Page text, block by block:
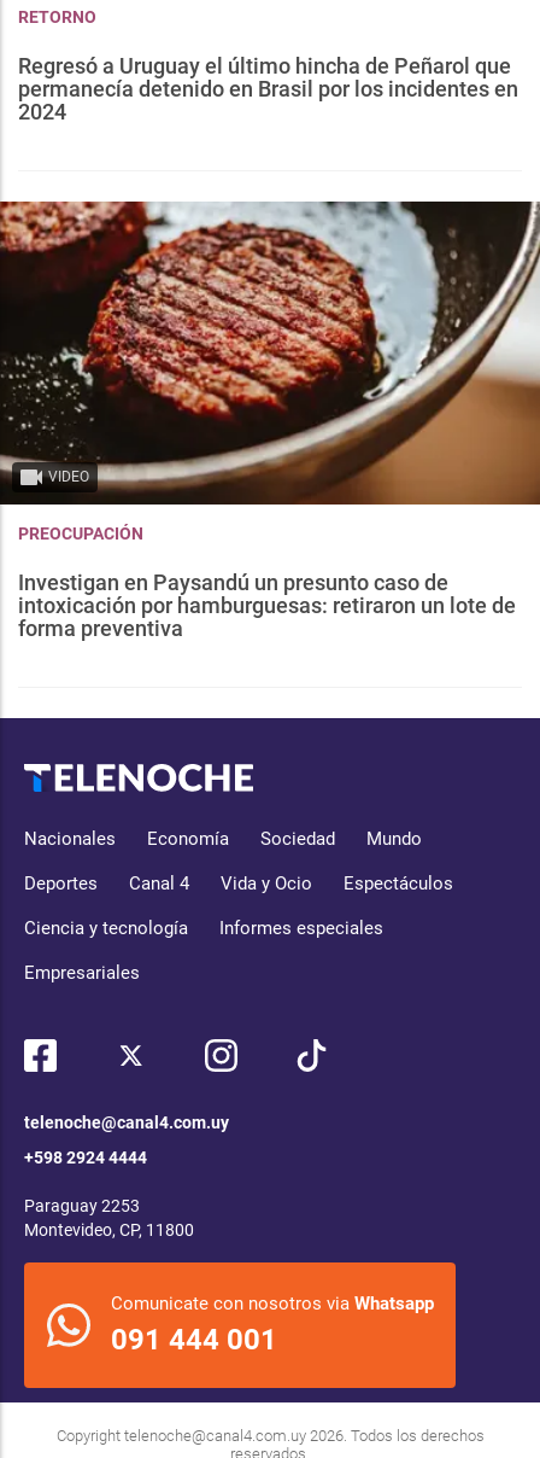
RETORNO
Regresó a Uruguay el último hincha de Peñarol que
permanecía detenido en Brasil por los incidentes en
2024
VIDEO
PREOCUPACIÓN
Investigan en Paysandú un presunto caso de
intoxicación por hamburguesas: retiraron un lote de
forma preventiva
Nacionales Economía Sociedad Mundo
Deportes Canal 4 Vida y Ocio Espectáculos
Ciencia y tecnología Informes especiales
Empresariales
telenoche@canal4.com.uy
+598 2924 4444
Paraguay 2253
Montevideo, CP, 11800
Comunicate con nosotros via Whatsapp
091 444 001
Copyright telenoche@canal4.com.uy2026. Todos los derechos
reservados.